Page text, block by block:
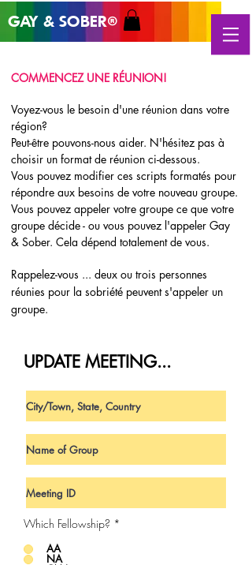
GAY & SOBER®
COMMENCEZ UNE RÉUNION!
Voyez-vous le besoin d'une réunion dans votre
région?
Peut-être pouvons-nous aider. N'hésitez pas à
choisir un format de réunion ci-dessous.
Vous pouvez modifier ces scripts formatés pour
répondre aux besoins de votre nouveau groupe.
Vous pouvez appeler votre groupe ce que votre
groupe décide - ou vous pouvez l'appeler Gay
& Sober. Cela dépend totalement de vous.
Rappelez-vous ... deux ou trois personnes
réunies pour la sobriété peuvent s'appeler un
groupe.
UPDATE MEETING...
Which Fellowship? *
AA
NA